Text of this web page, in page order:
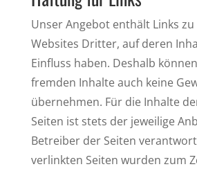
Unser Angebot enthält Links
Websites Dritter, auf deren
Einfluss haben. Deshalb
fremden Inhalte auch keine
übernehmen. Für die Inhalte
Seiten ist stets der jeweilige
Betreiber der Seiten
verlinkten Seiten wurden zum